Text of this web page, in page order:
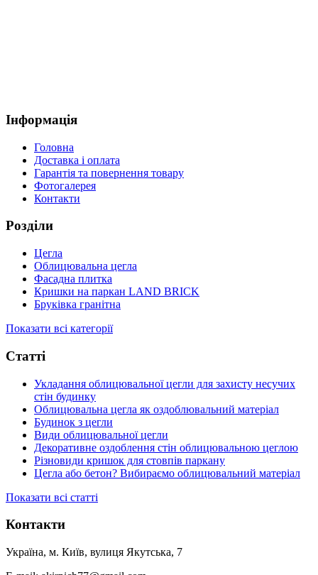
Інформація
Головна
Доставка і оплата
Гарантія та повернення товару
Фотогалерея
Контакти
Розділи
Цегла
Облицювальна цегла
Фасадна плитка
Кришки на паркан LAND BRICK
Бруківка гранітна
Показати всі категорії
Статті
Укладання облицювальної цегли для захисту несучих
стін будинку
Облицювальна цегла як оздоблювальний матеріал
Будинок з цегли
Види облицювальної цегли
Декоративне оздоблення стін облицювальною цеглою
Різновиди кришок для стовпів паркану
Цегла або бетон? Вибираємо облицювальний матеріал
Показати всі статті
Контакти
Україна, м. Київ, вулиця Якутська, 7